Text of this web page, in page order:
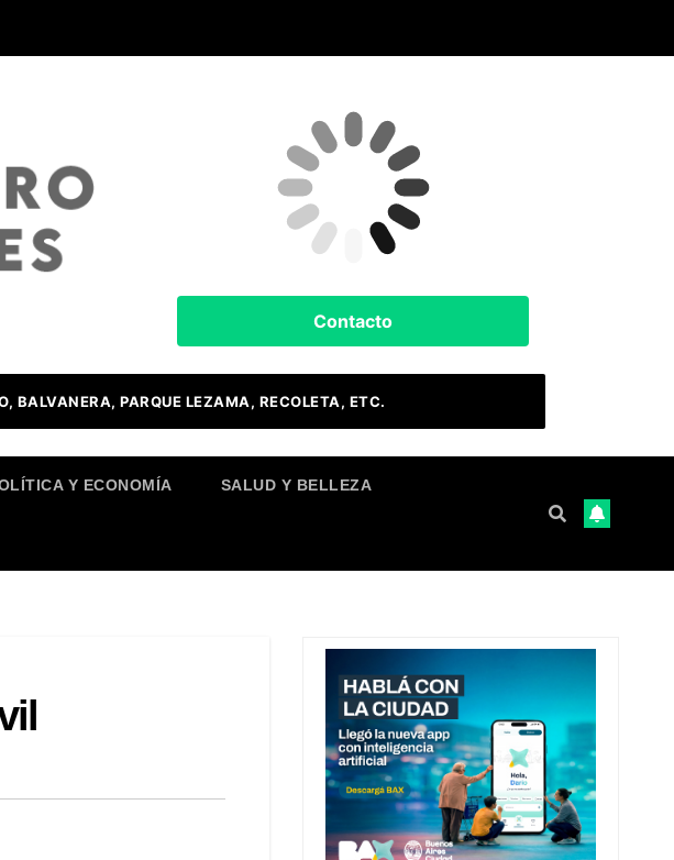
Buenos Aires, AR
7°C
Contacto
BALVANERA, PARQUE LEZAMA, RECOLETA, ETC.
Y ECONOMÍA SALUD Y BELLEZA